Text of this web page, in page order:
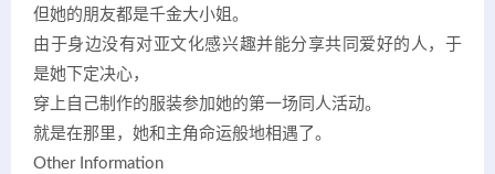
但她的朋友都是千金大小姐。
由于身边没有对亚文化感兴趣并能分享共同爱好的人，于
是她下定决心，
穿上自己制作的服装参加她的第一场同人活动。
就是在那里，她和主角命运般地相遇了。
Other Information